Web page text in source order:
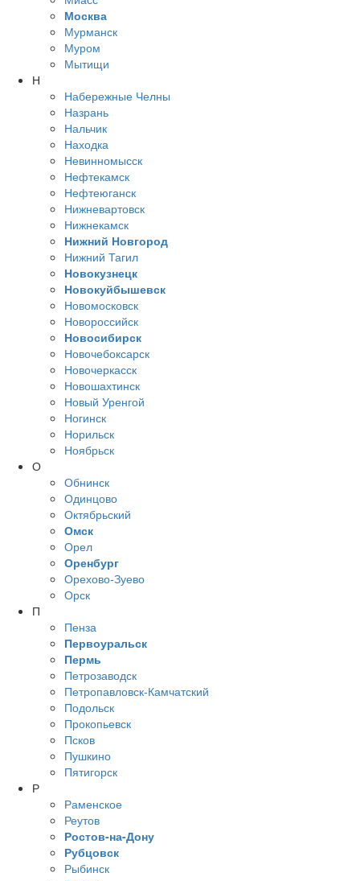
Москва
Мурманск
Муром
Мытищи
Н
Набережные Челны
Назрань
Нальчик
Находка
Невинномысск
Нефтекамск
Нефтеюганск
Нижневартовск
Нижнекамск
Нижний Новгород
Нижний Тагил
Новокузнецк
Новокуйбышевск
Новомосковск
Новороссийск
Новосибирск
Новочебоксарск
Новочеркасск
Новошахтинск
Новый Уренгой
Ногинск
Норильск
Ноябрьск
О
Обнинск
Одинцово
Октябрьский
Омск
Орел
Оренбург
Орехово-Зуево
Орск
П
Пенза
Первоуральск
Пермь
Петрозаводск
Петропавловск-Камчатский
Подольск
Прокопьевск
Псков
Пушкино
Пятигорск
Р
Раменское
Реутов
Ростов-на-Дону
Рубцовск
Рыбинск